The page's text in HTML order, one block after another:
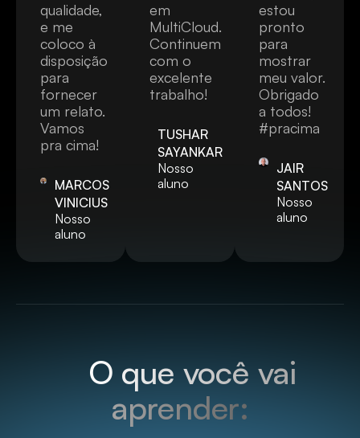
qualidade,
e me
coloco à
disposição
para
fornecer
um relato.
Vamos
pra cima!
MARCOS
VINICIUS
Nosso
aluno
em
MultiCloud.
Continuem
com o
excelente
trabalho!
TUSHAR
SAYANKAR
Nosso
aluno
estou
pronto
para
mostrar
meu valor.
Obrigado
a todos!
#pracima
JAIR
SANTOS
Nosso
aluno
O que você vai
aprender: